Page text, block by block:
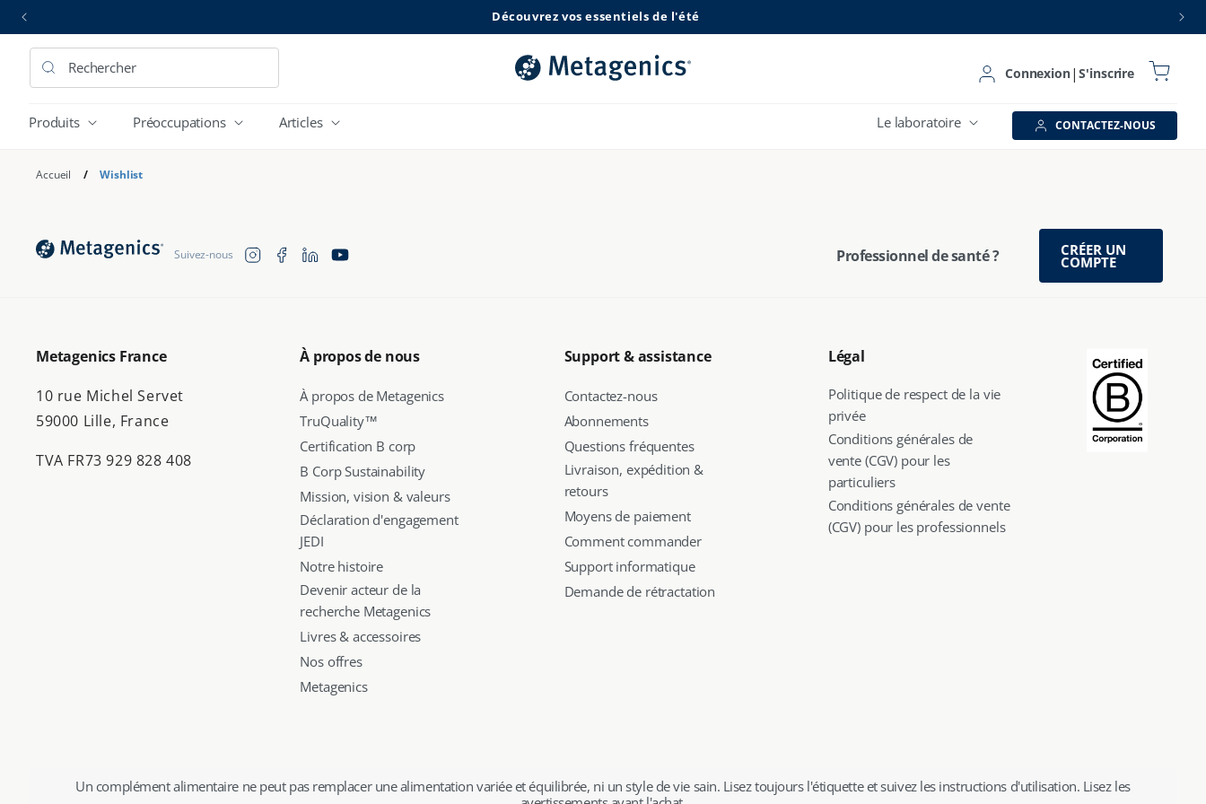
passer
au
contenu
Découvrez vos essentiels de l'été
Rechercher
Produits Préoccupations Articles Le laboratoire CONTACTEZ-NOUS
ConnexionConnexion|S'inscrire Panier
Accueil / Wishlist
Suivez-nous InstagramFacebookTranslation missing:
fr.general.social.links.linkedin
YouTube Professionnel de santé ? CRÉER UN
COMPTE
Metagenics France
10 rue Michel Servet
59000 Lille, France
TVA FR73 929 828 408
À propos de nous
À propos de Metagenics
TruQuality™
Certification B corp
B Corp Sustainability
Mission, vision & valeurs
Déclaration d'engagement
JEDI
Notre histoire
Devenir acteur de la
recherche Metagenics
Livres & accessoires
Nos offres
Metagenics
Support & assistance
Contactez-nous
Abonnements
Questions fréquentes
Livraison, expédition &
retours
Moyens de paiement
Comment commander
Support informatique
Demande de rétractation
Légal
Politique de respect de la vie
privée
Conditions générales de
vente (CGV) pour les
particuliers
Conditions générales de vente
(CGV) pour les professionnels
Un complément alimentaire ne peut pas remplacer une alimentation variée et équilibrée, ni un style de vie sain. Lisez toujours l'étiquette et suivez les instructions d'utilisation. Lisez les